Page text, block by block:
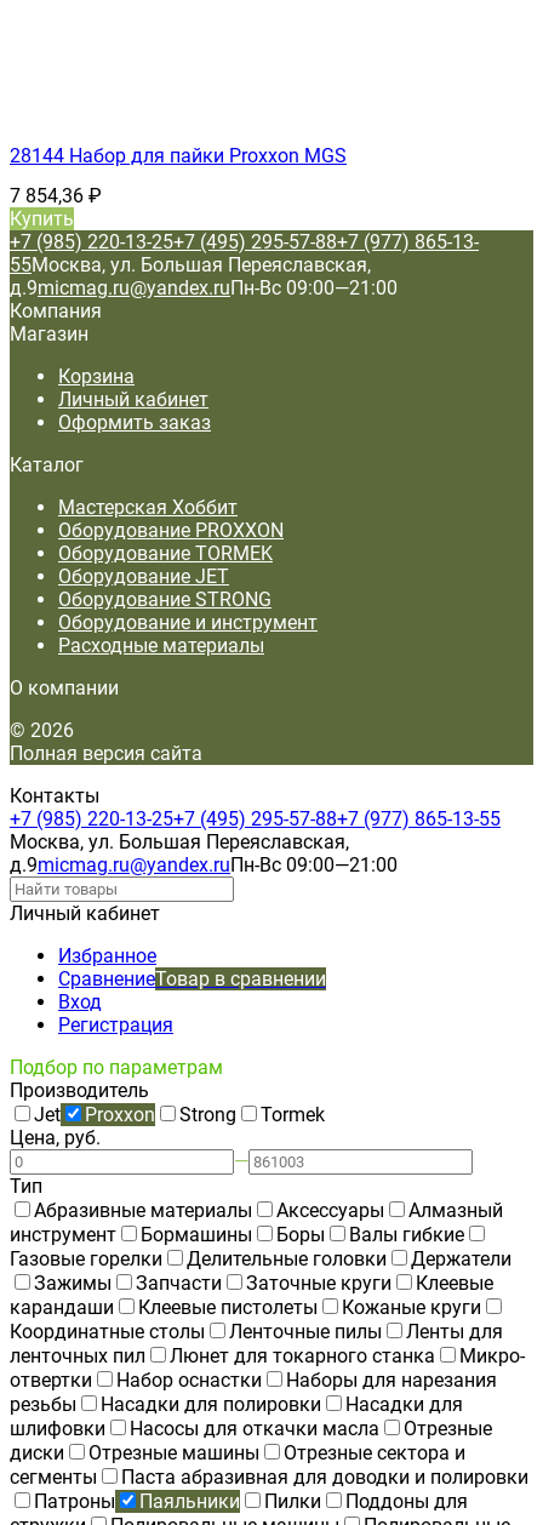
28144 Набор для пайки Proxxon MGS
7 854,36 ₽
Купить
+7 (985) 220-13-25+7 (495) 295-57-88+7 (977) 865-13-
55Москва, ул. Большая Переяславская,
д.9micmag.ru@yandex.ruПн-Вс 09:00—21:00
Компания
Магазин
Корзина
Личный кабинет
Оформить заказ
Каталог
Мастерская Хоббит
Оборудование PROXXON
Оборудование TORMEK
Оборудование JET
Оборудование STRONG
Оборудование и инструмент
Расходные материалы
О компании
© 2026
Полная версия сайта
Контакты
+7 (985) 220-13-25+7 (495) 295-57-88+7 (977) 865-13-55
Москва, ул. Большая Переяславская,
д.9micmag.ru@yandex.ruПн-Вс 09:00—21:00
Личный кабинет
Избранное
СравнениеТовар в сравнении
Вход
Регистрация
Подбор по параметрам
Производитель
Jet
Proxxon Strong
Tormek
Цена, руб.
—
Тип
Абразивные материалы
Аксессуары
Алмазный
инструмент
Бормашины Боры
Валы гибкие
Газовые горелки
Делительные головки
Держатели
Зажимы
Запчасти Заточные круги
Клеевые
карандаши
Клеевые пистолеты
Кожаные круги
Координатные столы
Ленточные пилы
Ленты для
ленточных пил
Люнет для токарного станка
Микро-
отвертки
Набор оснастки
Наборы для нарезания
резьбы
Насадки для полировки
Насадки для
шлифовки
Насосы для откачки масла
Отрезные
диски
Отрезные машины
Отрезные сектора и
сегменты
Паста абразивная для доводки и полировки
Патроны
Паяльники Пилки
Поддоны для